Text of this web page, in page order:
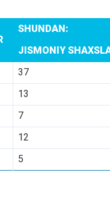
SHUNDAN:
JISMONIY
37
13
7
12
5